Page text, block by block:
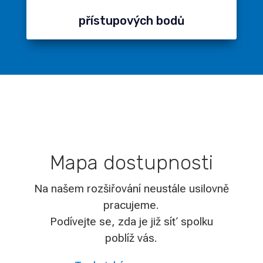
přístupových bodů
Mapa dostupnosti
Na našem rozšiřování neustále usilovně
pracujeme.
Podívejte se, zda je již síť spolku
poblíž vás.